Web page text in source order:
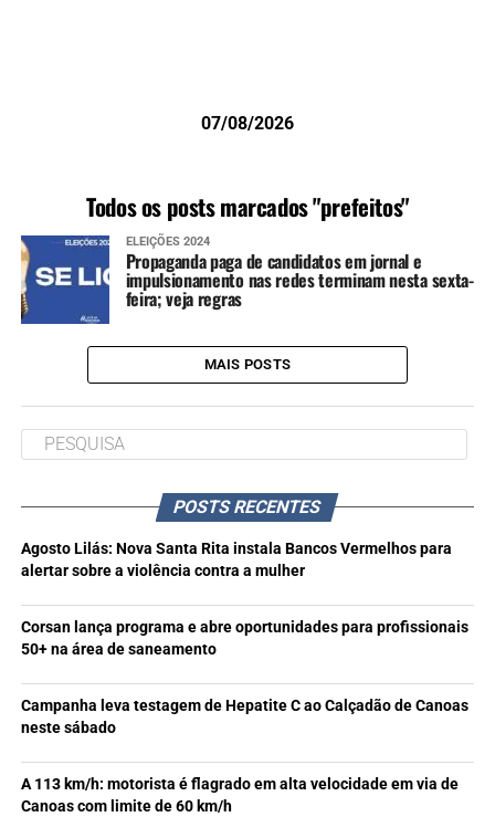
07/08/2026
Todos os posts marcados "prefeitos"
ELEIÇÕES 2024
Propaganda paga de candidatos em jornal e
impulsionamento nas redes terminam nesta sexta-
feira; veja regras
MAIS POSTS
POSTS RECENTES
Agosto Lilás: Nova Santa Rita instala Bancos Vermelhos para
alertar sobre a violência contra a mulher
Corsan lança programa e abre oportunidades para profissionais
50+ na área de saneamento
Campanha leva testagem de Hepatite C ao Calçadão de Canoas
neste sábado
A 113 km/h: motorista é flagrado em alta velocidade em via de
Canoas com limite de 60 km/h